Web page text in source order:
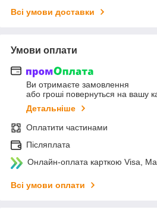
Всі умови доставки
Умови оплати
Ви отримаєте замовлення
або гроші повернуться на вашу
Детальніше
Оплатити частинами
Післяплата
Онлайн-оплата карткою Visa,
Всі умови оплати